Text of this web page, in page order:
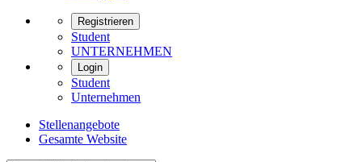
Registrieren
Student
UNTERNEHMEN
Login
Student
Unternehmen
Stellenangebote
Gesamte Website